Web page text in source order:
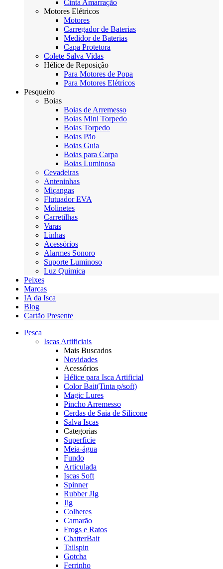
Cinta Amarração
Motores Elétricos
Motores
Carregador de Baterias
Medidor de Baterias
Capa Protetora
Colete Salva Vidas
Hélice de Reposição
Para Motores de Popa
Para Motores Elétricos
Pesqueiro
Boias
Boias de Arremesso
Boias Mini Torpedo
Boias Torpedo
Boias Pão
Boias Guia
Boias para Carpa
Boias Luminosa
Cevadeiras
Anteninhas
Miçangas
Flutuador EVA
Molinetes
Carretilhas
Varas
Linhas
Acessórios
Alarmes Sonoro
Suporte Luminoso
Luz Quimica
Peixes
Marcas
IA da Isca
Blog
Cartão Presente
Pesca
Iscas Artificiais
Mais Buscados
Novidades
Acessórios
Hélice para Isca Artificial
Color Bait(Tinta p/soft)
Magic Lures
Pincho Arremesso
Cerdas de Saia de Silicone
Salva Iscas
Categorias
Superfície
Meia-água
Fundo
Articulada
Iscas Soft
Spinner
Rubber JIg
Jig
Colheres
Camarão
Frogs e Ratos
ChatterBait
Tailspin
Gotcha
Ferrinho